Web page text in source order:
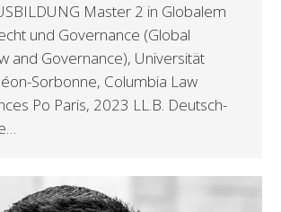
Master 2 in Globalem
und Governance (Global
and Governance), Universität
Sorbonne, Columbia Law
Po Paris, 2023 LL.B. Deutsch-